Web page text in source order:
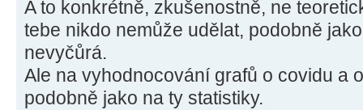
A to konkrétně, zkušenostně, ne
tebe nikdo nemůže udělat, podobně
nevyčůrá.
Ale na vyhodnocování grafů o covidu a
podobně jako na ty statistiky.